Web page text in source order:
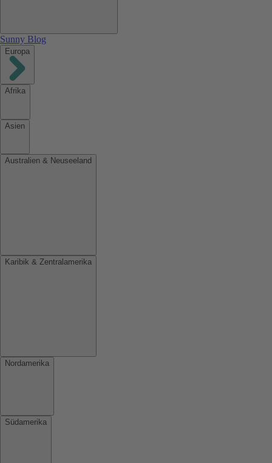
Sunny Blog
Europa
Afrika
Asien
Australien & Neuseeland
Karibik & Zentralamerika
Nordamerika
Südamerika